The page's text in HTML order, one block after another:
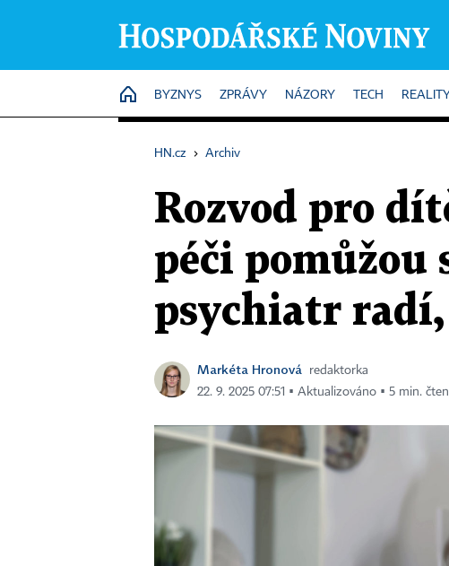
HOME
BYZNYS ZPRÁVY NÁZORY TECH REALITY
HN.cz › Archiv
Rozvod pro
péči
psychiatr
Markéta Hronová
redaktorka
22. 9. 2025 07:51 ▪ Aktualizováno ▪ 5 min.